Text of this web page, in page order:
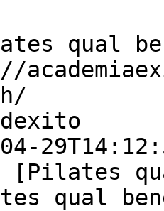
qual
[Pilates
qual